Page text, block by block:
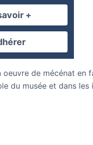
+
de mécénat en
du musée et dans